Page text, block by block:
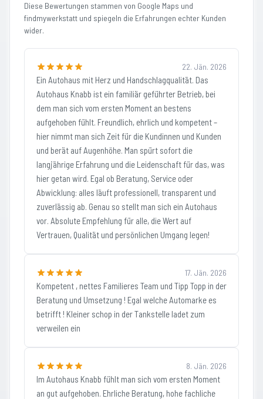
Diese Bewertungen stammen von Google Maps und
findmywerkstatt und spiegeln die Erfahrungen echter Kunden
wider.
22. Jän. 2026
Ein Autohaus mit Herz und Handschlagqualität. Das
Autohaus Knabb ist ein familiär geführter Betrieb, bei
dem man sich vom ersten Moment an bestens
aufgehoben fühlt. Freundlich, ehrlich und kompetent –
hier nimmt man sich Zeit für die Kundinnen und Kunden
und berät auf Augenhöhe. Man spürt sofort die
langjährige Erfahrung und die Leidenschaft für das, was
hier getan wird. Egal ob Beratung, Service oder
Abwicklung: alles läuft professionell, transparent und
zuverlässig ab. Genau so stellt man sich ein Autohaus
vor. Absolute Empfehlung für alle, die Wert auf
Vertrauen, Qualität und persönlichen Umgang legen!
17. Jän. 2026
Kompetent , nettes Familieres Team und Tipp Topp in der
Beratung und Umsetzung ! Egal welche Automarke es
betrifft ! Kleiner schop in der Tankstelle ladet zum
verweilen ein
8. Jän. 2026
Im Autohaus Knabb fühlt man sich vom ersten Moment
an gut aufgehoben. Ehrliche Beratung, hohe fachliche